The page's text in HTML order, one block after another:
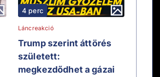
4 perc
Láncreakció
Trump szerint áttörés
született:
megkezdődhet a gázai